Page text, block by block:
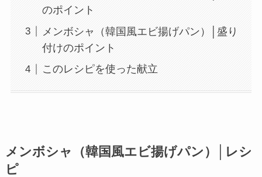
のポイント
メンボシャ（韓国風エビ揚げパン）│盛り
付けのポイント
このレシピを使った献立
メンボシャ（韓国風エビ揚げパン）│レシ
ピ